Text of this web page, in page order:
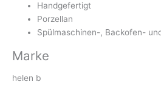
Handgefertigt
Porzellan
Spülmaschinen-, Backofen-
Marke
helen b